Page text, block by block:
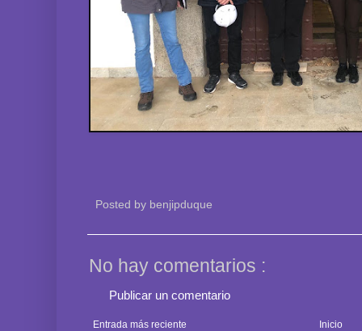
Posted by benjipduque
No hay comentarios :
Publicar un comentario
Entrada más reciente Inicio